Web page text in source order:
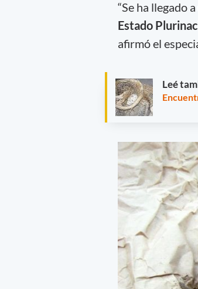
“Se ha llegado
Estado
afirmó el
Leé